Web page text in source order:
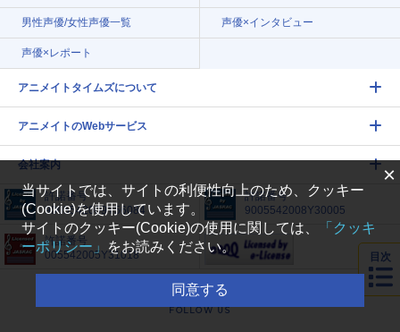
男性声優/女性声優一覧 声優×インタビュー
声優×レポート
アニメイトタイムズについて
アニメイトのWebサービス
会社案内
許諾番号
9005542009Y56084
許諾番号
9005542008Y30005
許諾番号
005542005Y31018
FOLLOW US
目次
×
当サイトでは、サイトの利便性向上のため、クッキー
(Cookie)を使用しています。
サイトのクッキー(Cookie)の使用に関しては、
「クッキ
ーポリシー」をお読みください。
同意する